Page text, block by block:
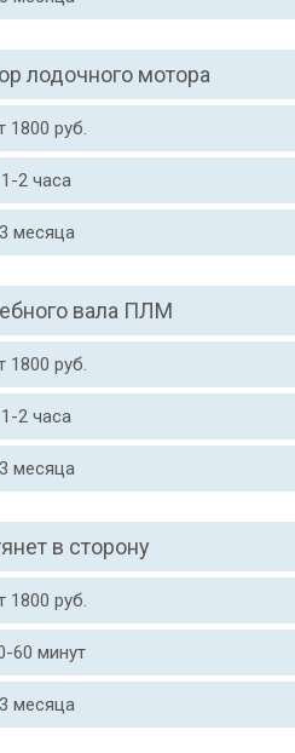
лодочного мотора
1800 руб.
1-2 часа
3 месяца
вала ПЛМ
1800 руб.
1-2 часа
3 месяца
в сторону
1800 руб.
60 минут
3 месяца